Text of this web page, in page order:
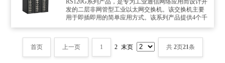
RS120G系列产品，是专为工业通信网络应用而设计开
发的二层非网管型工业以太网交换机。该交换机主要
用于即插即用的简单应用方式。该系列产品提供4个千
首页 上一页 1 2 末页 共 2页21条